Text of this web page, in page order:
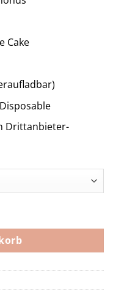
Cake
Drittanbieter-